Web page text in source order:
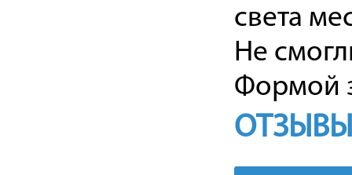
света
Не
Формой